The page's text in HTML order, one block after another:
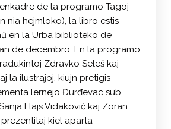
de la programo Tagoj
nia hejmloko), la libro estis
en la Urba biblioteko de
de decembro. En la programo
Zdravko Seleš kaj
la ilustraĵoj, kiujn pretigis
lernejo Đurđevac sub
Flajs Vidaković kaj Zoran
kiel aparta